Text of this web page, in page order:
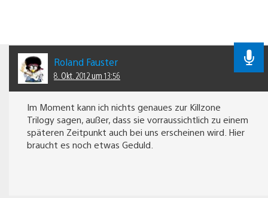
Roland Fauster
8. Okt. 2012 um 13:56
Im Moment kann ich nichts genaues zur Killzone
Trilogy sagen, außer, dass sie vorraussichtlich zu einem
späteren Zeitpunkt auch bei uns erscheinen wird. Hier
braucht es noch etwas Geduld.